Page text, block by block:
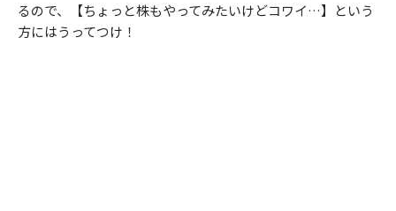
るので、【ちょっと株もやってみたいけどコワイ…】という
方にはうってつけ！